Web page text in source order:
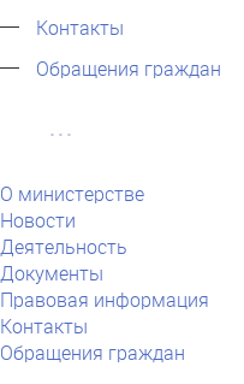
Контакты
Обращения граждан
...
О министерстве
Новости
Деятельность
Документы
Правовая информация
Контакты
Обращения граждан